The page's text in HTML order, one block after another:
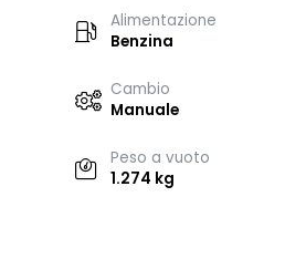
Alimentazione
Benzina
Cambio
Manuale
Peso a vuoto
1.274 kg